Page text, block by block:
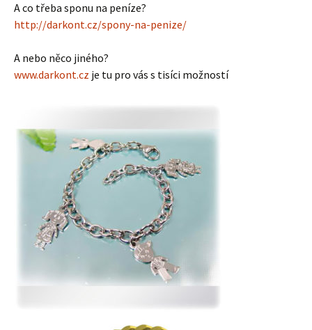
A co třeba sponu na peníze?
http://darkont.cz/spony-na-penize/
A nebo něco jiného?
www.darkont.cz je tu pro vás s tisíci možností